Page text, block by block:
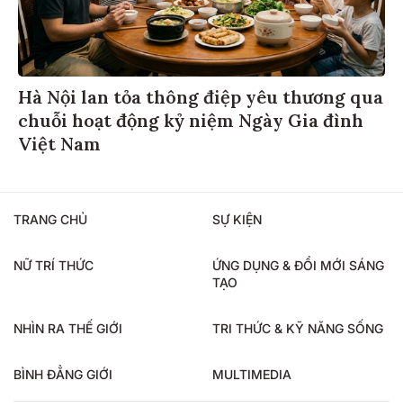
Hà Nội lan tỏa thông điệp yêu thương qua
chuỗi hoạt động kỷ niệm Ngày Gia đình
Việt Nam
TRANG CHỦ SỰ KIỆN
NỮ TRÍ THỨC
ỨNG DỤNG & ĐỔI MỚI SÁNG
TẠO
NHÌN RA THẾ GIỚI TRI THỨC & KỸ NĂNG SỐNG
BÌNH ĐẲNG GIỚI MULTIMEDIA